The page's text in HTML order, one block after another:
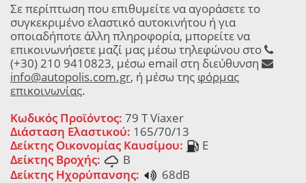
Σε περίπτωση που επιθυμείτε να αγοράσετε το
συγκεκριμένο ελαστικό αυτοκινήτου ή για
οποιαδήποτε άλλη πληροφορία, μπορείτε να
επικοινωνήσετε μαζί μας μέσω τηλεφώνου στο
(+30) 210 9410823, μέσω email στη διεύθυνση
info@autopolis.com.gr, ή μέσω της φόρμας
επικοινωνίας.
Κωδικός Προϊόντος: 79 T Viaxer
Διάσταση Ελαστικού: 165/70/13
Δείκτης Οικονομίας Καυσίμου:
E
Δείκτης Βροχής:
B
Δείκτης Ηχορύπανσης:
68dB